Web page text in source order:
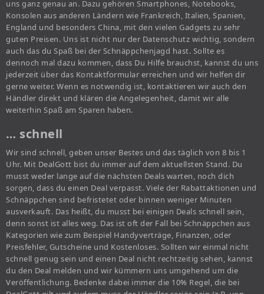
uns ganz genau an. Dazu gehören Smartphones, Notebooks,
Konsolen aus anderen Ländern wie Frankreich, Italien, Spanien,
England und besonders China, mit den vielen Gadgets zu sehr
guten Preisen. Uns ist nicht nur der Datenschutz wichtig, sondern
auch das du Spaß bei der Schnäppchenjagd hast. Sollte es
dennoch mal dazu kommen, dass Du Hilfe brauchst, kannst du uns
jederzeit über das Kontaktformular erreichen und wir helfen dir
gerne weiter. Wenn es notwendig ist, kontaktieren wir auch den
Händler direkt und klären die Angelegenheit, damit wir alle
weiterhin Spaß am Sparen haben.
… schnell
Wir sind schnell, geben unser Bestes und das täglich von 8 bis 1
Uhr. Mit DealGott bist du immer auf dem aktuellsten Stand. Du
musst weder lange auf die nächsten Deals warten, noch dich
sorgen, dass du einen Deal verpasst. Viele der Rabattaktionen und
Schnäppchen sind befristetet oder binnen weniger Minuten
ausverkauft. Das heißt, du musst bei einigen Deals schnell sein,
denn sonst ist alles weg. Das ist oft der Fall bei Schnäppchen aus
Kategorien wie zum Beispiel Handyverträge, Finanzen, oder
Preisfehler, Gutscheine und Kostenloses. Sollten wir einmal nicht
schnell genug sein und einen Deal nicht rechtzeitig sehen, kannst
du den Deal melden und wir kümmern uns umgehend um die
Veröffentlichung. Bedenke dabei immer die 10% Regel, die bei